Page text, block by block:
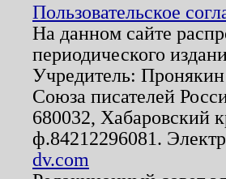
Пользовательское
На данном сайте
периодического
Учредитель:
Союза писателей
680032, Хабаровский
ф.84212296081.
dv.com